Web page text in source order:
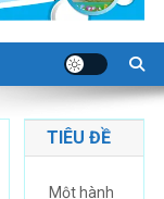
TIÊU ĐỀ
Một hành